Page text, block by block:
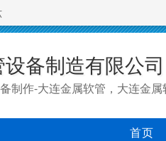
备制造有限公司
制作-大连金属软管，大连金属
首页